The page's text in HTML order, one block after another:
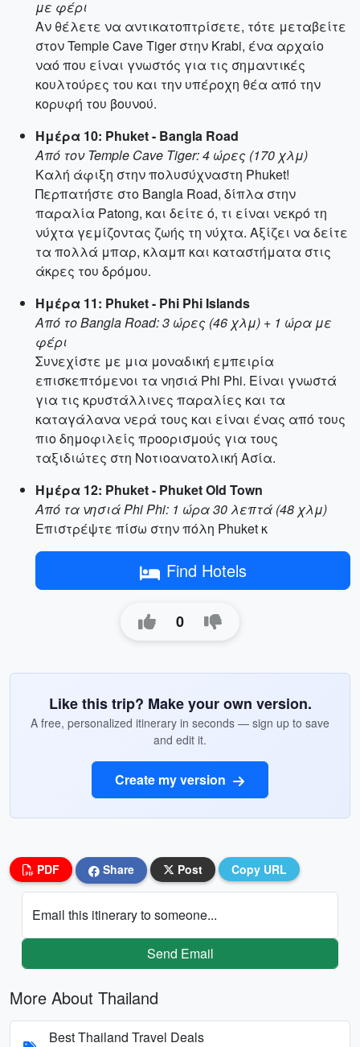
με φέρι
Αν θέλετε να αντικατοπτρίσετε, τότε μεταβείτε
στον Temple Cave Tiger στην Krabi, ένα αρχαίο
ναό που είναι γνωστός για τις σημαντικές
κουλτούρες του και την υπέροχη θέα από την
κορυφή του βουνού.
Ημέρα 10: Phuket - Bangla Road
Από τον Temple Cave Tiger: 4 ώρες (170 χλμ)
Καλή άφιξη στην πολυσύχναστη Phuket!
Περπατήστε στο Bangla Road, δίπλα στην
παραλία Patong, και δείτε ό, τι είναι νεκρό τη
νύχτα γεμίζοντας ζωής τη νύχτα. Αξίζει να δείτε
τα πολλά μπαρ, κλαμπ και καταστήματα στις
άκρες του δρόμου.
Ημέρα 11: Phuket - Phi Phi Islands
Από το Bangla Road: 3 ώρες (46 χλμ) + 1 ώρα με
φέρι
Συνεχίστε με μια μοναδική εμπειρία
επισκεπτόμενοι τα νησιά Phi Phi. Είναι γνωστά
για τις κρυστάλλινες παραλίες και τα
καταγάλανα νερά τους και είναι ένας από τους
πιο δημοφιλείς προορισμούς για τους
ταξιδιώτες στη Νοτιοανατολική Ασία.
Ημέρα 12: Phuket - Phuket Old Town
Από τα νησιά Phi Phi: 1 ώρα 30 λεπτά (48 χλμ)
Επιστρέψτε πίσω στην πόλη Phuket κ
Find Hotels
0
Like this trip? Make your own version.
A free, personalized itinerary in seconds — sign up to save
and edit it.
Create my version
PDF Share Post Copy URL
Email this itinerary to someone...
Send Email
More About Thailand
Best Thailand Travel Deals